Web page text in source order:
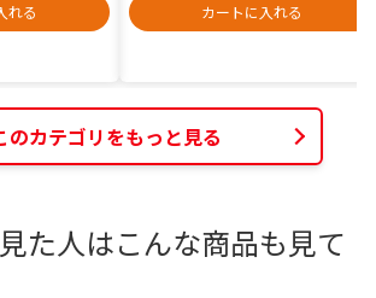
れる
カートに入れる
のカテゴリをもっと見る
た人はこんな商品も見て